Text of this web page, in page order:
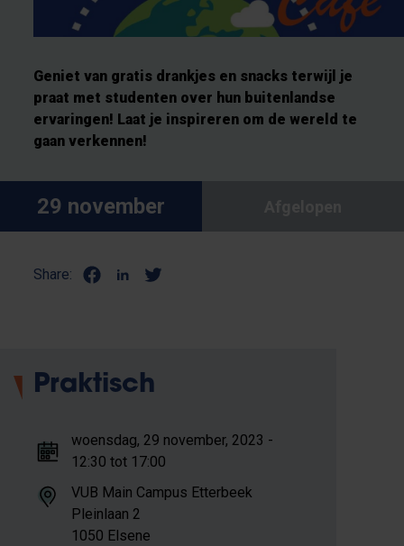
Geniet van gratis drankjes en snacks terwijl je
praat met studenten over hun buitenlandse
ervaringen! Laat je inspireren om de wereld te
gaan verkennen!
29 november
Share:
Praktisch
woensdag, 29 november, 2023 -
12:30 tot 17:00
VUB Main Campus Etterbeek
Pleinlaan 2
1050 Elsene